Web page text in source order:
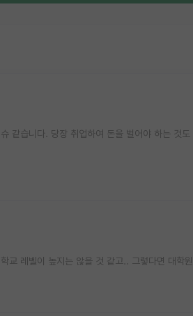
같습니다. 당장 취업하여 돈을 벌어야 하는 것
교 레벨이 높지는 않을 것 같고.. 그렇다면 대학